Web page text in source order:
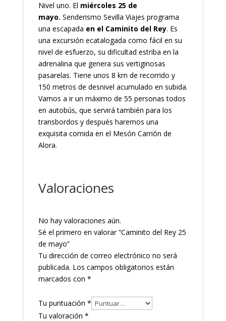
Nivel uno. El miércoles 25 de
mayo. Senderismo Sevilla Viajes programa
una escapada en el Caminito del Rey. Es
una excursión ecatalogada como fácil en su
nivel de esfuerzo, su dificultad estriba en la
adrenalina que genera sus vertiginosas
pasarelas. Tiene unos 8 km de recorrido y
150 metros de desnivel acumulado en subida.
Vamos a ir un máximo de 55 personas todos
en autobús, que servirá también para los
transbordos y después haremos una
exquisita comida en el Mesón Carrión de
Alora.
Valoraciones
No hay valoraciones aún.
Sé el primero en valorar “Caminito del Rey 25
de mayo”
Tu dirección de correo electrónico no será
publicada. Los campos obligatorios están
marcados con *
Tu puntuación *
Tu valoración *